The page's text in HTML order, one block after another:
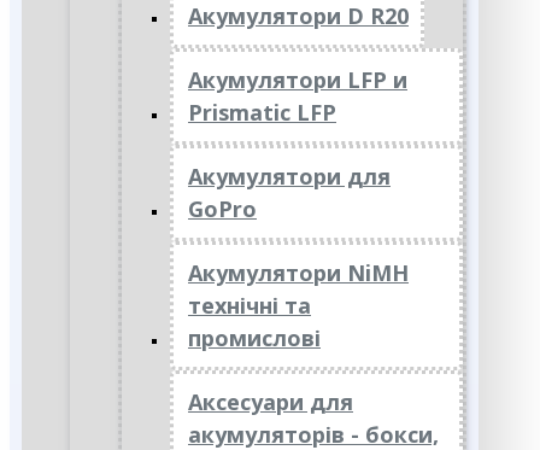
Акумулятори D R20
Акумулятори LFP и
Prismatic LFP
Акумулятори для
GoPro
Акумулятори NiMH
технічні та
промислові
Аксесуари для
акумуляторів - бокси,